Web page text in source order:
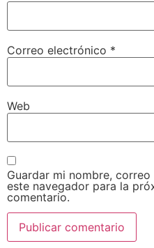
Correo electrónico *
Web
Guardar mi nombre,
este navegador para la
comentario.